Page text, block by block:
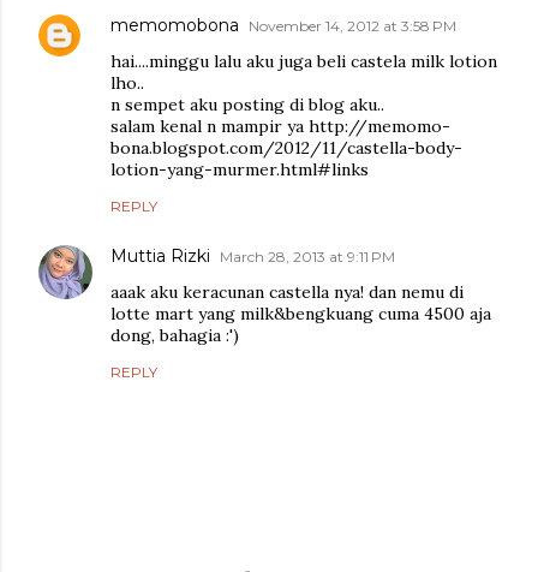
memomobona November 14, 2012 at 3:58 PM
hai....minggu lalu aku juga beli castela milk lotion
lho..
n sempet aku posting di blog aku..
salam kenal n mampir ya http://memomo-
bona.blogspot.com/2012/11/castella-body-
lotion-yang-murmer.html#links
REPLY
Muttia Rizki March 28, 2013 at 9:11 PM
aaak aku keracunan castella nya! dan nemu di
lotte mart yang milk&bengkuang cuma 4500 aja
dong, bahagia :')
REPLY